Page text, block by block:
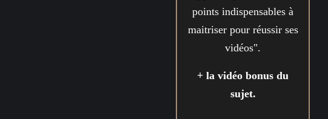
points indispensables à
maitriser pour réussir ses
vidéos".
+ la vidéo bonus du
sujet.